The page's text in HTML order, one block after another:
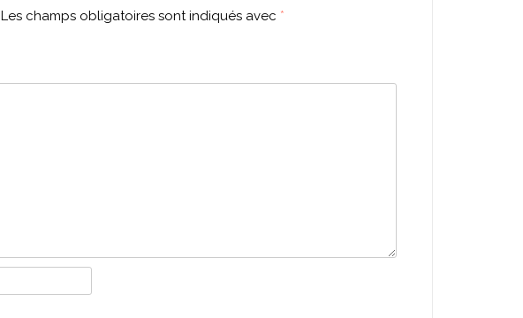
Les champs obligatoires sont indiqués avec *